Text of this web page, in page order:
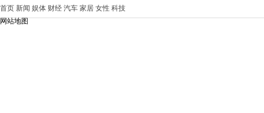
首页 新闻 娱体 财经 汽车 家居 女性 科技
网站地图